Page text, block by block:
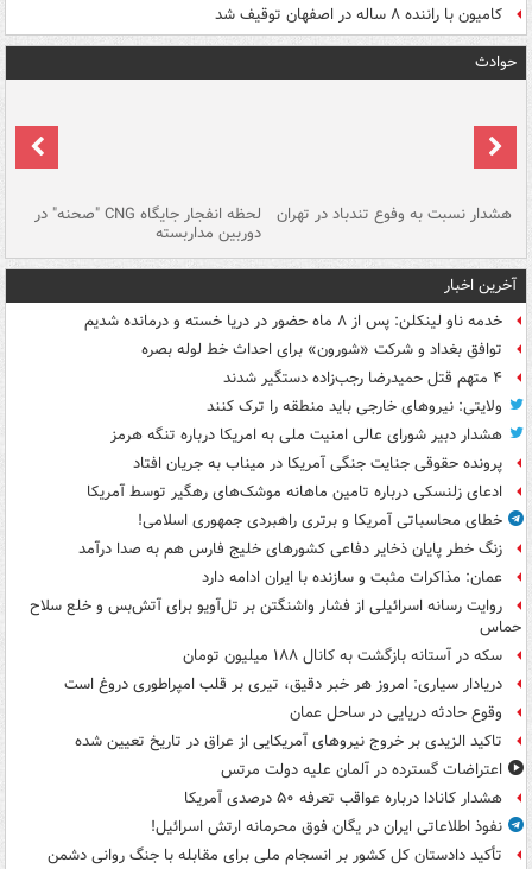
کامیون با راننده ۸ ساله در اصفهان توقیف شد
حوادث
هشدار نسبت به وفوع تندباد در تهران لحظه انفجار جایگاه CNG "صحنه" در
دوربین مداربسته
آخرین اخبار
خدمه ناو لینکلن: پس از ۸ ماه حضور در دریا خسته و درمانده‌ شدیم
توافق بغداد و شرکت «شورون» برای احداث خط لوله بصره
۴ متهم قتل حمیدرضا رجب‌زاده دستگیر شدند
ولایتی: نیروهای خارجی باید منطقه را ترک کنند
هشدار دبیر شورای عالی امنیت ملی به امریکا درباره تنگه هرمز
پرونده حقوقی جنایت جنگی آمریکا در میناب به جریان افتاد
ادعای زلنسکی درباره تامین ماهانه موشک‌های رهگیر توسط آمریکا
خطای محاسباتی آمریکا و برتری راهبردی جمهوری اسلامی!
زنگ خطر پایان ذخایر دفاعی کشورهای خلیج فارس هم به صدا درآمد
عمان: مذاکرات مثبت و سازنده با ایران ادامه دارد
روایت رسانه اسرائیلی از فشار واشنگتن بر تل‌آویو برای آتش‌بس و خلع سلاح
حماس
سکه در آستانه بازگشت به کانال ۱۸۸ میلیون تومان
دریادار سیاری: امروز هر خبر دقیق، تیری بر قلب امپراطوری دروغ است
وقوع حادثه دریایی در ساحل عمان
تاکید الزیدی بر خروج نیروهای آمریکایی از عراق در تاریخ تعیین شده
اعتراضات گسترده در آلمان علیه دولت مرتس
هشدار کانادا درباره عواقب تعرفه ۵۰ درصدی آمریکا
نفوذ اطلاعاتی ایران در یگان فوق محرمانه ارتش اسرائیل!
تأکید دادستان کل کشور بر انسجام ملی برای مقابله با جنگ روانی دشمن